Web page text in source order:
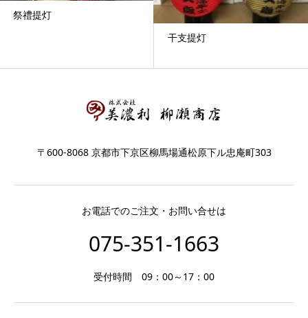
祭禮提灯
干支提灯
〒600-8068 京都市下京区柳馬場通松原下ル忠庵町303
お電話でのご注文・お問い合せは
075-351-1663
受付時間 09：00～17：00